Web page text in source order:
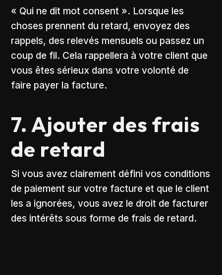
« Qui ne dit mot consent ». Lorsque les
choses prennent du retard, envoyez des
rappels, des relevés mensuels ou passez un
coup de fil. Cela rappellera à votre client que
vous êtes sérieux dans votre volonté de
faire payer la facture.
7. Ajouter des frais
de retard
Si vous avez clairement défini vos conditions
de paiement sur votre facture et que le client
les a ignorées, vous avez le droit de facturer
des intérêts sous forme de frais de retard.